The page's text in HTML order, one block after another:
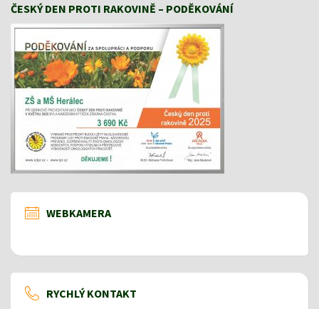
ČESKÝ DEN PROTI RAKOVINĚ – PODĚKOVÁNÍ
WEBKAMERA
RYCHLÝ KONTAKT